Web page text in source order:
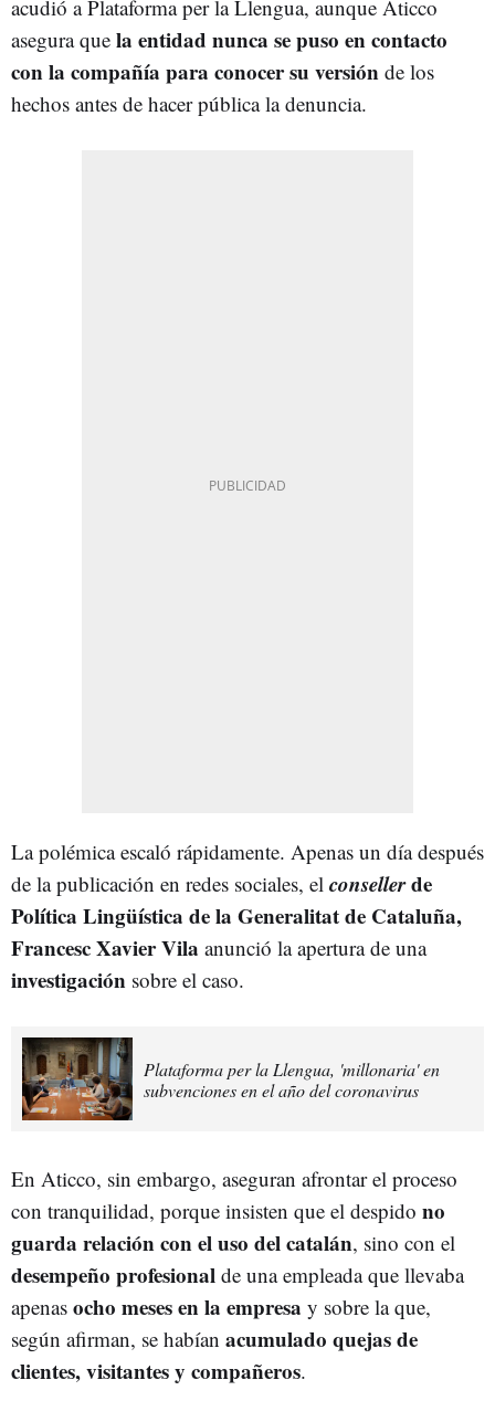
acudió a Plataforma per la Llengua, aunque Aticco
asegura que la entidad nunca se puso en contacto
con la compañía para conocer su versión de los
hechos antes de hacer pública la denuncia.
La polémica escaló rápidamente. Apenas un día después
de la publicación en redes sociales, el consellerde
Política Lingüística de la Generalitat de Cataluña,
Francesc Xavier Vila anunció la apertura de una
investigación sobre el caso.
Plataforma per la Llengua, 'millonaria' en
subvenciones en el año del coronavirus
En Aticco, sin embargo, aseguran afrontar el proceso
con tranquilidad, porque insisten que el despido no
guarda relación con el uso del catalán, sino con el
desempeño profesional de una empleada que llevaba
apenas ocho meses en la empresa y sobre la que,
según afirman, se habían acumulado quejas de
clientes, visitantes y compañeros.